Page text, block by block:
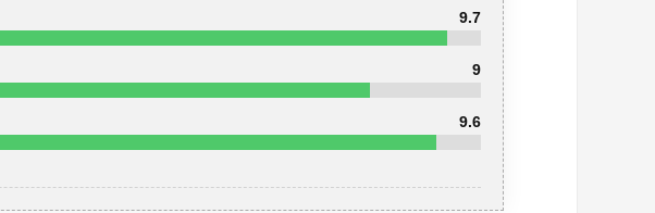
9.7
9
9.6